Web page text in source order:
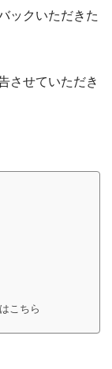
ックいただきた
させていただき
こちら